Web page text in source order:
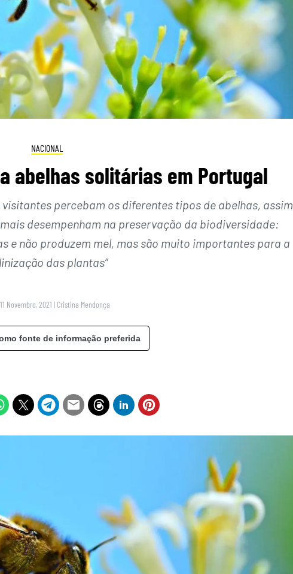
NACIONAL
abelhas solitárias em Portugal
visitantes percebam os diferentes tipos de abelhas, assim
desempenham na preservação da biodiversidade:
e não produzem mel, mas são muito importantes para a
das plantas”
Novembro, 2021 | Cristina Mendonça
fonte de informação preferida